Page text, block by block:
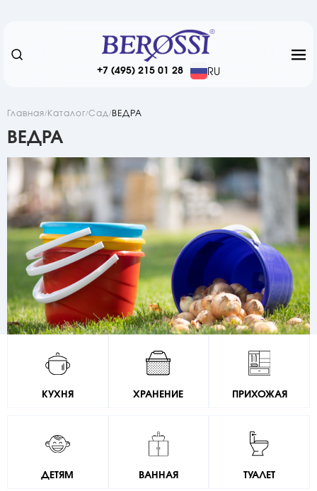
+7 (495) 215 01 28 RU
Главная Каталог Сад ВЕДРА
ВЕДРА
КУХНЯ ХРАНЕНИЕ ПРИХОЖАЯ
ДЕТЯМ ВАННАЯ ТУАЛЕТ